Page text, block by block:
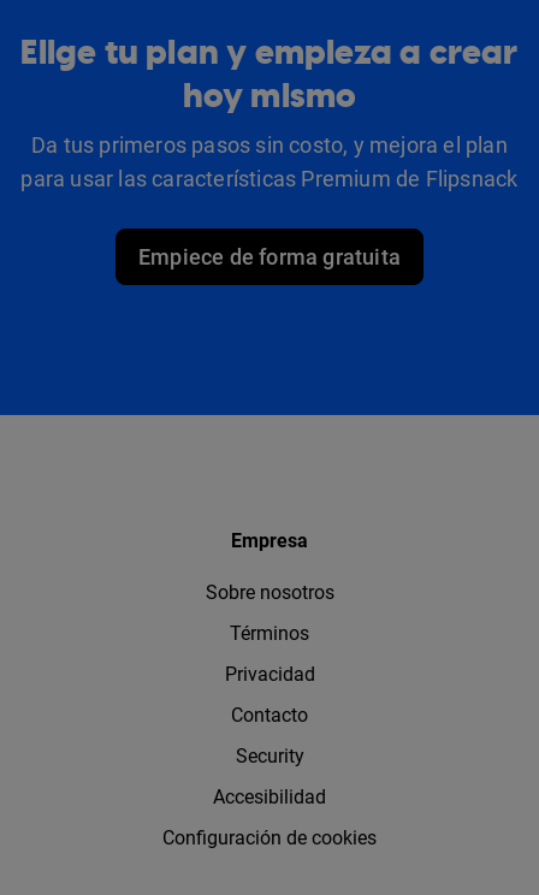
Elige tu plan y empieza a crear
hoy mismo
Da tus primeros pasos sin costo, y mejora el plan
para usar las características Premium de Flipsnack
Empiece de forma gratuita
Empresa
Sobre nosotros
Términos
Privacidad
Contacto
Security
Accesibilidad
Configuración de cookies